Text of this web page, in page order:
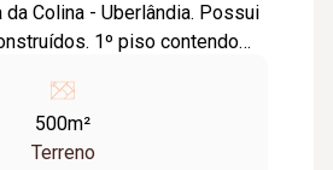
- Uberlândia. Possui
1º piso contendo
equipada com
mesa para refeição
com armários e estendal
500m²
Terreno